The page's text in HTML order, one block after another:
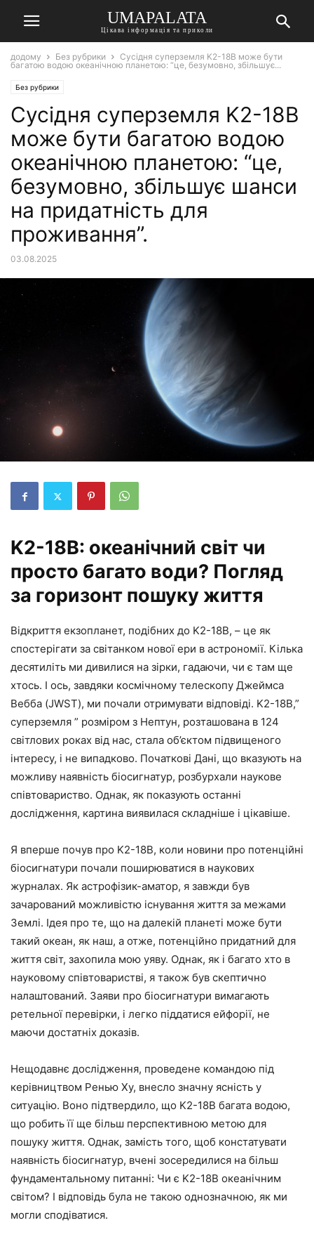
UMAPALATA
Цікава інформація та приколи
додому Без рубрики
Сусідня суперземля K2-18B може бути
багатою водою океанічною планетою: “це, безумовно, збільшує...
Без рубрики
Сусідня суперземля K2-18B
може бути багатою водою
океанічною планетою: “це,
безумовно, збільшує шанси
на придатність для
проживання”.
03.08.2025
K2-18B: океанічний світ чи
просто багато води? Погляд
за горизонт пошуку життя
Відкриття екзопланет, подібних до K2-18B, – це як
спостерігати за світанком нової ери в астрономії. Кілька
десятиліть ми дивилися на зірки, гадаючи, чи є там ще
хтось. І ось, завдяки космічному телескопу Джеймса
Вебба (JWST), ми почали отримувати відповіді. K2-18B,”
суперземля ” розміром з Нептун, розташована в 124
світлових роках від нас, стала об’єктом підвищеного
інтересу, і не випадково. Початкові Дані, що вказують на
можливу наявність біосигнатур, розбурхали наукове
співтовариство. Однак, як показують останні
дослідження, картина виявилася складніше і цікавіше.
Я вперше почув про K2-18B, коли новини про потенційні
біосигнатури почали поширюватися в наукових
журналах. Як астрофізик-аматор, я завжди був
зачарований можливістю існування життя за межами
Землі. Ідея про те, що на далекій планеті може бути
такий океан, як наш, а отже, потенційно придатний для
життя світ, захопила мою уяву. Однак, як і багато хто в
науковому співтоваристві, я також був скептично
налаштований. Заяви про біосигнатури вимагають
ретельної перевірки, і легко піддатися ейфорії, не
маючи достатніх доказів.
Нещодавнє дослідження, проведене командою під
керівництвом Ренью Ху, внесло значну ясність у
ситуацію. Воно підтвердило, що K2-18B багата водою,
що робить її ще більш перспективною метою для
пошуку життя. Однак, замість того, щоб констатувати
наявність біосигнатур, вчені зосередилися на більш
фундаментальному питанні: Чи є K2-18B океанічним
світом? І відповідь була не такою однозначною, як ми
могли сподіватися.